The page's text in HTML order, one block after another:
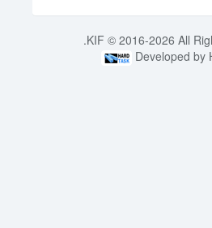
KIF © 2016-2026 All
Developed